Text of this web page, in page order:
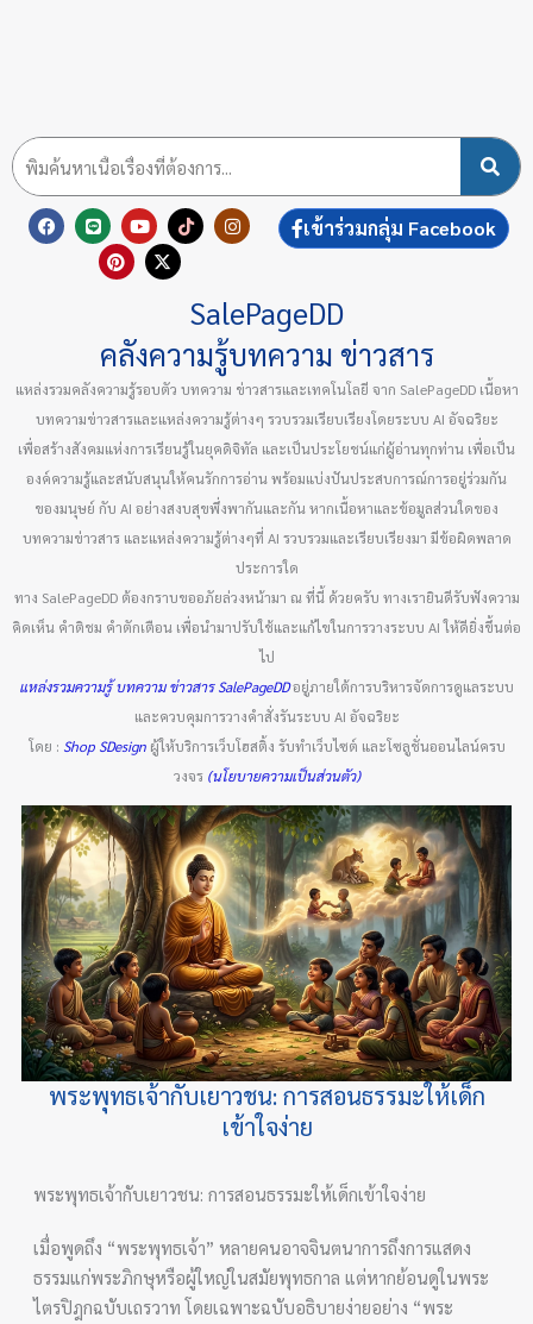
F
a
L
i
n
e
Y
o
u
t
T
i
k
I
n
g
r
m
P
n
t
t
X
t
w
r
เข้าร่วมกลุ่ม Facebook
SalePageDD
คลังความรู้บทความ ข่าวสาร
แหล่งรวมคลังความรู้รอบตัว บทความ ข่าวสารและเทคโนโลยี จาก SalePageDD เนื้อหา
บทความข่าวสารและแหล่งความรู้ต่างๆ รวบรวมเรียบเรียงโดยระบบ AI อัจฉริยะ
เพื่อสร้างสังคมแห่งการเรียนรู้ในยุคดิจิทัล และเป็นประโยชน์แก่ผู้อ่านทุกท่าน เพื่อเป็น
องค์ความรู้และสนับสนุนให้คนรักการอ่าน พร้อมแบ่งปันประสบการณ์การอยู่ร่วมกัน
ของมนุษย์ กับ AI อย่างสงบสุขพึ่งพากันและกัน หากเนื้อหาและข้อมูลส่วนใดของ
บทความข่าวสาร และแหล่งความรู้ต่างๆที่ AI รวบรวมและเรียบเรียงมา มีข้อผิดพลาด
ประการใด
ทาง SalePageDD ต้องกราบขออภัยล่วงหน้ามา ณ ที่นี้ ด้วยครับ ทางเรายินดีรับฟังความ
คิดเห็น คำติชม คำตักเตือน เพื่อนำมาปรับใช้และแก้ไขในการวางระบบ AI ให้ดียิ่งขึ้นต่อ
ไป
แหล่งรวมความรู้ บทความ ข่าวสาร SalePageDDอยู่ภายใต้การบริหารจัดการดูแลระบบ
และควบคุมการวางคำสั่งรันระบบ AI อัจฉริยะ
โดย : Shop SDesign ผู้ให้บริการเว็บโฮสติ้ง รับทำเว็บไซต์ และโซลูชั่นออนไลน์ครบ
วงจร(นโยบายความเป็นส่วนตัว)
พระพุทธเจ้ากับเยาวชน: การสอนธรรมะให้เด็ก
เข้าใจง่าย
พระพุทธเจ้ากับเยาวชน: การสอนธรรมะให้เด็กเข้าใจง่าย
เมื่อพูดถึง “พระพุทธเจ้า” หลายคนอาจจินตนาการถึงการแสดง
ธรรมแก่พระภิกษุหรือผู้ใหญ่ในสมัยพุทธกาล แต่หากย้อนดูในพระ
ไตรปิฎกฉบับเถรวาท โดยเฉพาะฉบับอธิบายง่ายอย่าง “พระ